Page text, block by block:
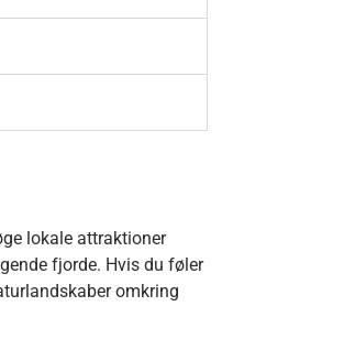
lokale attraktioner
fjorde. Hvis du føler
omkring